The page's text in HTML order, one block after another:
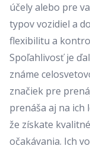
účely alebo pre
typov vozidiel a
flexibilitu a
Spoľahlivosť je
známe
značiek pre
prenáša aj na ich
že získate
očakávania. Ich